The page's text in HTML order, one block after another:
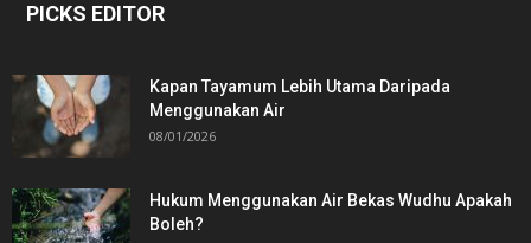
PICKS EDITOR
Kapan Tayamum Lebih Utama Daripada
Menggunakan Air
08/01/2026
Hukum Menggunakan Air Bekas Wudhu Apakah
Boleh?